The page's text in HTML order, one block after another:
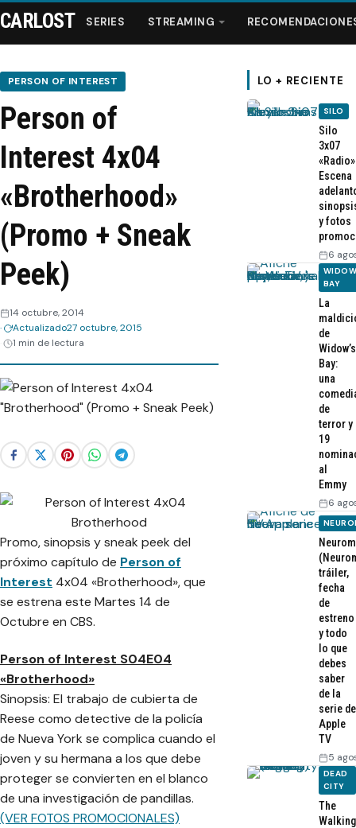
Series
Streaming
Recomendaciones
Webisodios
CARLOST SERIES STREAMING
PERSON OF INTEREST
Person of
Interest 4x04
«Brotherhood»
(Promo + Sneak
Peek)
14 octubre, 2014
Actualizado27 octubre, 2015
1 min de lectura
Promo, sinopsis y sneak peek del
próximo capítulo de Person of
Interest 4x04 «Brotherhood», que
se estrena este Martes 14 de
Octubre en CBS.
Person of Interest S04E04
«Brotherhood»
Sinopsis: El trabajo de cubierta de
Reese como detective de la policía
de Nueva York se complica cuando el
joven y su hermana a los que debe
proteger se convierten en el blanco
de una investigación de pandillas.
(VER FOTOS PROMOCIONALES)
LO + RECIENTE
SILO
Silo
3x07
Escena
y fotos
6
BAY
La
de
Widow’s
Bay:
una
de
terror y
19
al
Emmy
6
tráiler,
fecha
de
estreno
y todo
lo que
debes
saber
de la
serie de
Apple
TV
5
DEAD
CITY
The
Walking